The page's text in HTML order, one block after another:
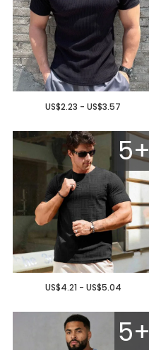
US$2.23 - US$3.57
US$4.21 - US$5.04
5+